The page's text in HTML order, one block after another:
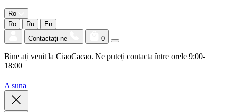
Ro
Ro
Ru
En
Contactați-ne
0
Bine ați venit la CiaoCacao. Ne puteți contacta între orele 9:00-
18:00
A suna